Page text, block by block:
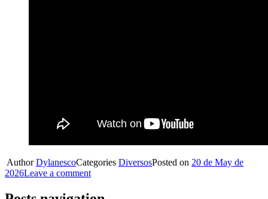
AuthorDylanescoCategories DiversosPosted on 20 de May de
2026Leave a comment